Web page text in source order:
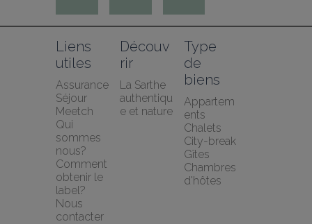
Liens
utiles
Assurance
Séjour
Meetch
Qui
sommes
nous?
Comment
obtenir le
label?
Nous
contacter
Découv
rir
La Sarthe
authentiqu
e et nature
Type
de
biens
Appartem
ents
Chalets
City-break
Gîtes
Chambres
d'hôtes